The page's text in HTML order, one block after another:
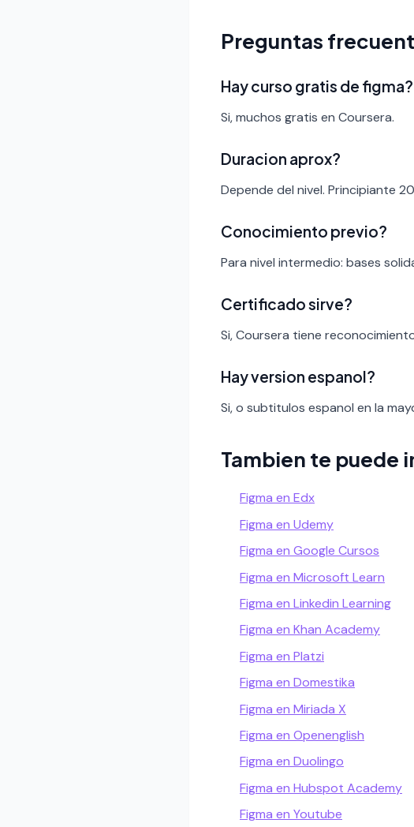
Preguntas
Hay curso gratis de figma?
Si, muchos gratis en Coursera.
Duracion aprox?
Depende del nivel. Principiante
Conocimiento previo?
Para nivel intermedio: bases
Certificado sirve?
Si, Coursera tiene
Hay version espanol?
Si, o subtitulos espanol en la
Tambien te puede
Figma en Edx
Figma en Udemy
Figma en Google Cursos
Figma en Microsoft Learn
Figma en Linkedin Learning
Figma en Khan Academy
Figma en Platzi
Figma en Domestika
Figma en Miriada X
Figma en Openenglish
Figma en Duolingo
Figma en Hubspot Academy
Figma en Youtube